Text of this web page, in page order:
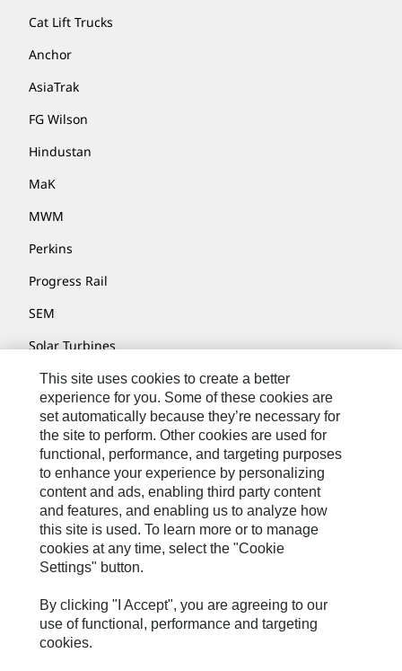
Cat Lift Trucks
Anchor
AsiaTrak
FG Wilson
Hindustan
MaK
MWM
Perkins
Progress Rail
SEM
Solar Turbines
SPM Oil & Gas
Turner Powertrain Systems
Fale Conosco
Mapa Do Local
Cookie Settings
Termos De Uso
Privacidade
Cat.com
This site uses cookies to create a better
experience for you. Some of these cookies are
set automatically because they’re necessary for
the site to perform. Other cookies are used for
functional, performance, and targeting purposes
to enhance your experience by personalizing
content and ads, enabling third party content
and features, and enabling us to analyze how
this site is used. To learn more or to manage
cookies at any time, select the "Cookie
Settings" button.
By clicking "I Accept", you are agreeing to our
use of functional, performance and targeting
cookies.